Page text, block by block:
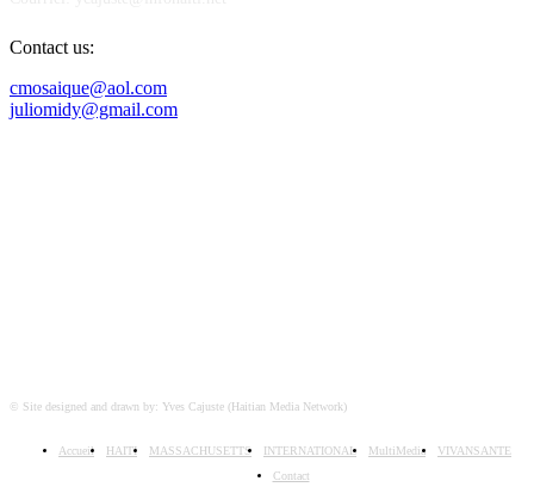
Contact us:
cmosaique@aol.com
juliomidy@gmail.com
© Site designed and drawn by: Yves Cajuste (Haitian Media Network)
Accueil HAITI MASSACHUSETTS INTERNATIONAL MultiMedia
VIVANSANTE
Contact